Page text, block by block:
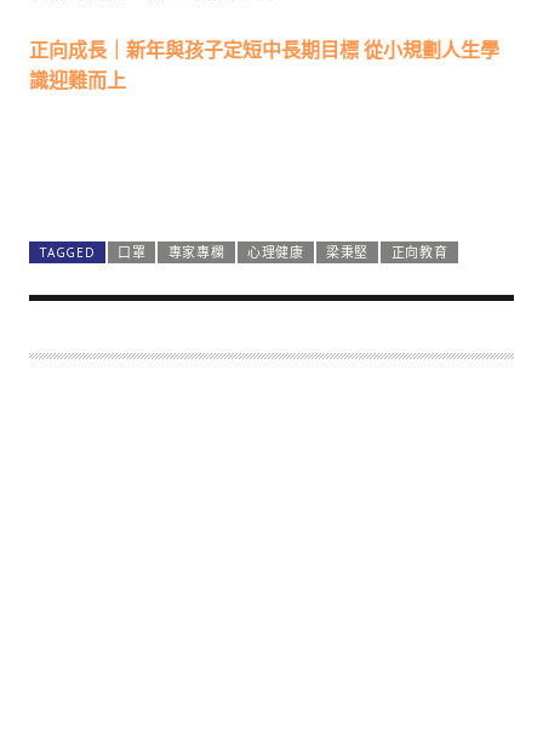
正向成長｜新年與孩子定短中長期目標 從小規劃人生學
識迎難而上